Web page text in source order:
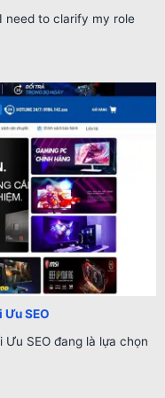
need to clarify my role
SEO
Ưu SEO đang là lựa chọn